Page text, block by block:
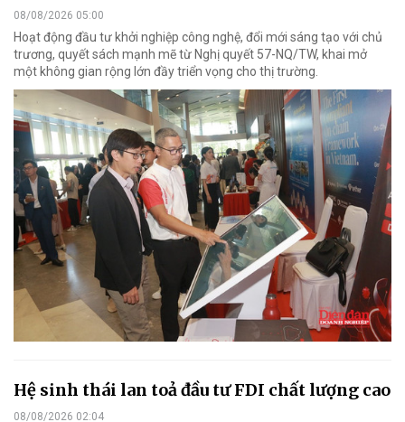
08/08/2026 05:00
Hoạt động đầu tư khởi nghiệp công nghệ, đổi mới sáng tạo với chủ
trương, quyết sách mạnh mẽ từ Nghị quyết 57-NQ/TW, khai mở
một không gian rộng lớn đầy triển vọng cho thị trường.
Hệ sinh thái lan toả đầu tư FDI chất lượng cao
08/08/2026 02:04